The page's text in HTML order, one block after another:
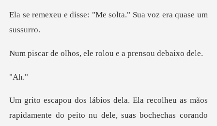
: "Me solta." Sua voz
s, ele rolou e a p
A
colheu as mãos
rapidamente do peito nu d